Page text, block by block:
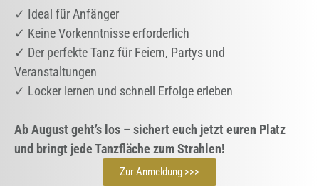
✓ Ideal für Anfänger
✓ Keine Vorkenntnisse erforderlich
✓ Der perfekte Tanz für Feiern, Partys und
Veranstaltungen
✓ Locker lernen und schnell Erfolge erleben
Ab August geht’s los – sichert euch jetzt euren Platz
und bringt jede Tanzfläche zum Strahlen!
Zur Anmeldung >>>